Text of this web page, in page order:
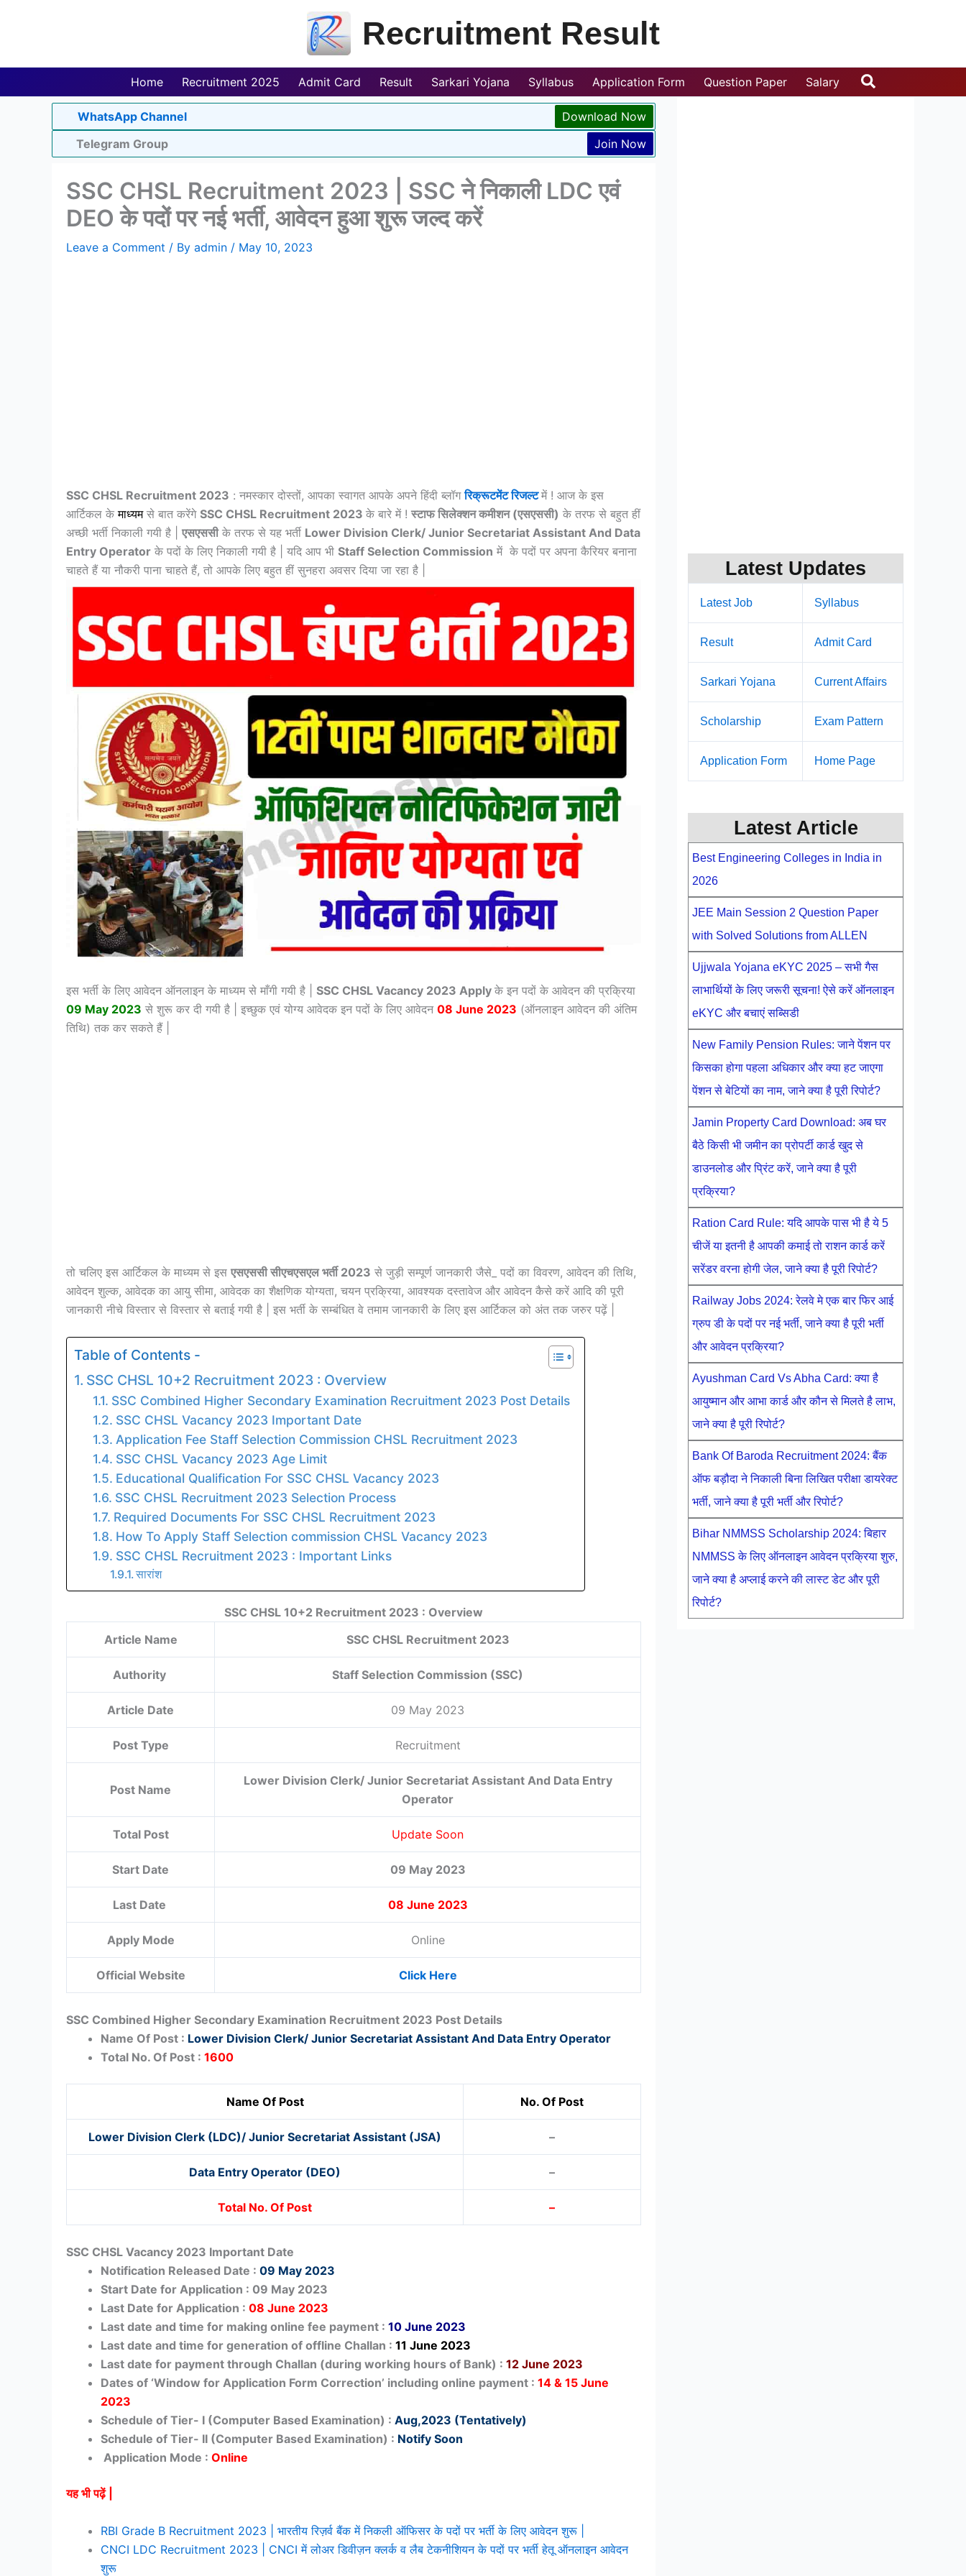
Recruitment Result
Home Recruitment 2025 Admit Card Result Sarkari Yojana Syllabus Application Form Question Paper Salary Search
WhatsApp Channel
Download Now
Telegram Group
Join Now
SSC CHSL Recruitment 2023 | SSC ने निकाली LDC एवं
DEO के पदों पर नई भर्ती, आवेदन हुआ शुरू जल्द करें
Leave a Comment / By admin / May 10, 2023
SSC CHSL Recruitment 2023 : नमस्कार दोस्तों, आपका स्वागत आपके अपने हिंदी ब्लॉगरिक्रूटमेंट रिजल्टमें ! आज के इस
आर्टिकल के माध्यम से बात करेंगे SSC CHSL Recruitment 2023 के बारे में ! स्टाफ सिलेक्शन कमीशन (एसएससी) के तरफ से बहुत हीं
अच्छी भर्ती निकाली गयी है | एसएससीके तरफ से यह भर्ती Lower Division Clerk/ Junior Secretariat Assistant And Data
Entry Operator के पदों के लिए निकाली गयी है | यदि आप भी Staff Selection Commission में के पदों पर अपना कैरियर बनाना
चाहते हैं या नौकरी पाना चाहते हैं, तो आपके लिए बहुत हीं सुनहरा अवसर दिया जा रहा है |
इस भर्ती के लिए आवेदन ऑनलाइन के माध्यम से माँगी गयी है | SSC CHSL Vacancy 2023 Apply के इन पदों के आवेदन की प्रक्रिया
09 May 2023 से शुरू कर दी गयी है | इच्छुक एवं योग्य आवेदक इन पदों के लिए आवेदन 08 June 2023 (ऑनलाइन आवेदन की अंतिम
तिथि) तक कर सकते हैं |
तो चलिए इस आर्टिकल के माध्यम से इस एसएससी सीएचएसएल भर्ती 2023 से जुड़ी सम्पूर्ण जानकारी जैसे_ पदों का विवरण, आवेदन की तिथि,
आवेदन शुल्क, आवेदक का आयु सीमा, आवेदक का शैक्षणिक योग्यता, चयन प्रक्रिया, आवश्यक दस्तावेज और आवेदन कैसे करें आदि की पूरी
जानकारी नीचे विस्तार से विस्तार से बताई गयी है | इस भर्ती के सम्बंधित वे तमाम जानकारी के लिए इस आर्टिकल को अंत तक जरुर पढ़ें |
Table of Contents -
SSC CHSL 10+2 Recruitment 2023 : Overview
SSC Combined Higher Secondary Examination Recruitment 2023 Post Details
SSC CHSL Vacancy 2023 Important Date
Application Fee Staff Selection Commission CHSL Recruitment 2023
SSC CHSL Vacancy 2023 Age Limit
Educational Qualification For SSC CHSL Vacancy 2023
SSC CHSL Recruitment 2023 Selection Process
Required Documents For SSC CHSL Recruitment 2023
How To Apply Staff Selection commission CHSL Vacancy 2023
SSC CHSL Recruitment 2023 : Important Links
सारांश
SSC CHSL 10+2 Recruitment 2023 : Overview
Article Name
SSC CHSL Recruitment 2023
Authority Staff Selection Commission (SSC)
Article Date 09 May 2023
Post Type Recruitment
Post Name
Lower Division Clerk/ Junior Secretariat Assistant And Data Entry
Operator
Total Post Update Soon
Start Date 09 May 2023
Last Date 08 June 2023
Apply Mode Online
Official Website Click Here
SSC Combined Higher Secondary Examination Recruitment 2023 Post Details
Name Of Post : Lower Division Clerk/ Junior Secretariat Assistant And Data Entry Operator
Total No. Of Post : 1600
Name Of Post No. Of Post
Lower Division Clerk (LDC)/ Junior Secretariat Assistant (JSA) –
Data Entry Operator (DEO) –
Total No. Of Post –
SSC CHSL Vacancy 2023 Important Date
Notification Released Date : 09 May 2023
Start Date for Application : 09 May 2023
Last Date for Application : 08 June 2023
Last date and time for making online fee payment : 10 June 2023
Last date and time for generation of offline Challan : 11 June 2023
Last date for payment through Challan (during working hours of Bank) : 12 June 2023
Dates of ‘Window for Application Form Correction’ including online payment : 14 & 15 June
2023
Schedule of Tier- I (Computer Based Examination) : Aug,2023 (Tentatively)
Schedule of Tier- II (Computer Based Examination) : Notify Soon
Application Mode : Online
यह भी पढ़ें |
RBI Grade B Recruitment 2023 | भारतीय रिज़र्व बैंक में निकली ऑफिसर के पदों पर भर्ती के लिए आवेदन शुरू |
CNCI LDC Recruitment 2023 | CNCI में लोअर डिवीज़न क्लर्क व लैब टेकनीशियन के पदों पर भर्ती हेतू ऑनलाइन आवेदन
शुरू
Latest Updates
Latest Job Syllabus
Result Admit Card
Sarkari Yojana Current Affairs
Scholarship Exam Pattern
Application Form Home Page
Latest Article
Best Engineering Colleges in India in
2026
JEE Main Session 2 Question Paper
with Solved Solutions from ALLEN
Ujjwala Yojana eKYC 2025 – सभी गैस
लाभार्थियों के लिए जरूरी सूचना! ऐसे करें ऑनलाइन
eKYC और बचाएं सब्सिडी
New Family Pension Rules: जाने पेंशन पर
किसका होगा पहला अधिकार और क्या हट जाएगा
पेंशन से बेटियों का नाम, जाने क्या है पूरी रिपोर्ट?
Jamin Property Card Download: अब घर
बैठे किसी भी जमीन का प्रोपर्टी कार्ड खुद से
डाउनलोड और प्रिंट करें, जाने क्या है पूरी
प्रक्रिया?
Ration Card Rule: यदि आपके पास भी है ये 5
चीजें या इतनी है आपकी कमाई तो राशन कार्ड करें
सरेंडर वरना होगी जेल, जाने क्या है पूरी रिपोर्ट?
Railway Jobs 2024: रेलवे मे एक बार फिर आई
ग्रुप डी के पदों पर नई भर्ती, जाने क्या है पूरी भर्ती
और आवेदन प्रक्रिया?
Ayushman Card Vs Abha Card: क्या है
आयुष्मान और आभा कार्ड और कौन से मिलते है लाभ,
जाने क्या है पूरी रिपोर्ट?
Bank Of Baroda Recruitment 2024: बैंक
ऑफ बड़ौदा ने निकाली बिना लिखित परीक्षा डायरेक्ट
भर्ती, जाने क्या है पूरी भर्ती और रिपोर्ट?
Bihar NMMSS Scholarship 2024: बिहार
NMMSS के लिए ऑनलाइन आवेदन प्रक्रिया शुरु,
जाने क्या है अप्लाई करने की लास्ट डेट और पूरी
रिपोर्ट?